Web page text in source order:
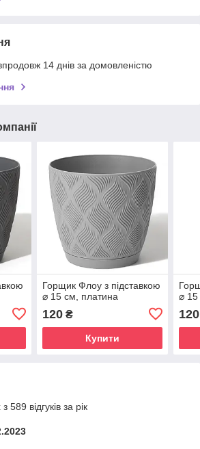
14 днів за домовленістю
Горщик Флоу з підставкою
⌀ 15 см, платина
120₴
Купити
⌀ 15
120
589 відгуків за рік